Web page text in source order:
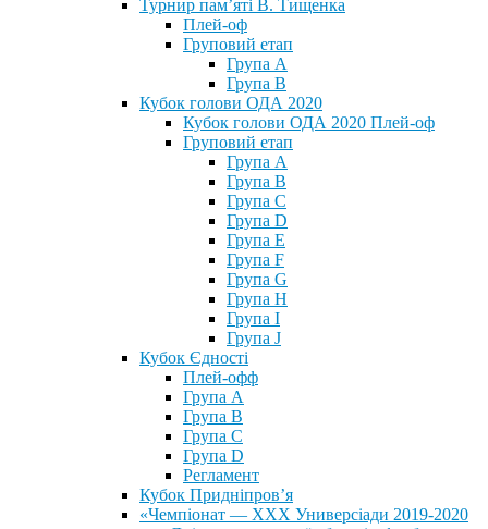
Турнир пам’яті В. Тищенка
Плей-оф
Груповий етап
Група А
Група В
Кубок голови ОДА 2020
Кубок голови ОДА 2020 Плей-оф
Груповий етап
Група A
Група B
Група C
Група D
Група E
Група F
Група G
Група H
Група I
Група J
Кубок Єдності
Плей-офф
Група А
Група В
Група С
Група D
Регламент
Кубок Придніпров’я
«Чемпіонат — ХХХ Универсіади 2019-2020